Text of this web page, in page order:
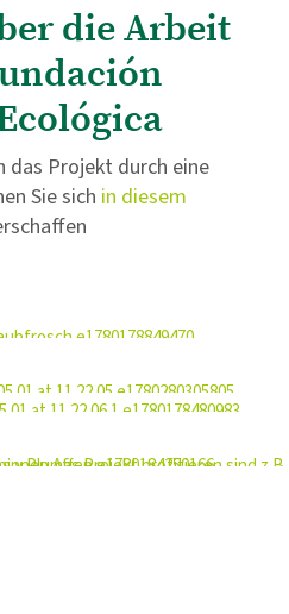
die Arbeit
das Projekt durch eine
Sie sich in diesem